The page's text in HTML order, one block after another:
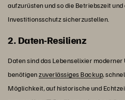
aufzurüsten und so die Betriebszeit
Investitionsschutz sicherzustellen.
2. Daten-Resilienz
Daten sind das Lebenselixier
benötigenzuverlässiges Backup,
Möglichkeit, auf historische und